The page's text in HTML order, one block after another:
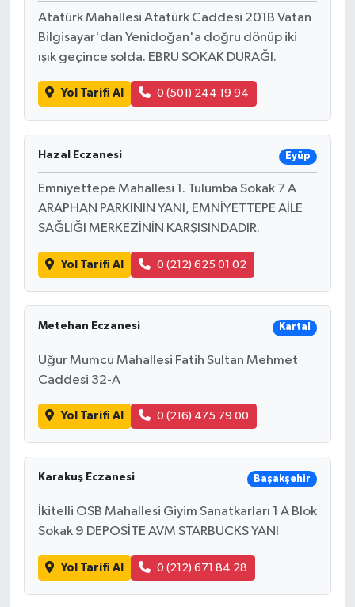
Atatürk Mahallesi Atatürk Caddesi 201B Vatan
Bilgisayar'dan Yenidoğan'a doğru dönüp iki
ışık geçince solda. EBRU SOKAK DURAĞI.
Yol Tarifi Al 0 (501) 244 19 94
Hazal Eczanesi Eyüp
Emniyettepe Mahallesi 1. Tulumba Sokak 7 A
ARAPHAN PARKININ YANI, EMNİYETTEPE AİLE
SAĞLIĞI MERKEZİNİN KARŞISINDADIR.
Yol Tarifi Al 0 (212) 625 01 02
Metehan Eczanesi Kartal
Uğur Mumcu Mahallesi Fatih Sultan Mehmet
Caddesi 32-A
Yol Tarifi Al 0 (216) 475 79 00
Karakuş Eczanesi Başakşehir
İkitelli OSB Mahallesi Giyim Sanatkarları 1 A Blok
Sokak 9 DEPOSİTE AVM STARBUCKS YANI
Yol Tarifi Al 0 (212) 671 84 28